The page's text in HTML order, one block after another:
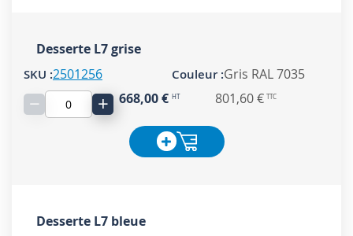
Desserte L7 grise
2501256
Gris RAL 7035
− + 668,00 € 801,60 €
Desserte L7 bleue